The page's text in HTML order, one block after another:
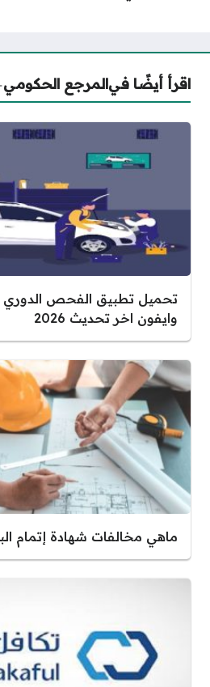
اقرأ أيضًا فيالمرجع الحكومي
تحميل تطبيق الفحص الدوري
وايفون اخر تحديث 2026
ماهي مخالفات شهادة إتمام